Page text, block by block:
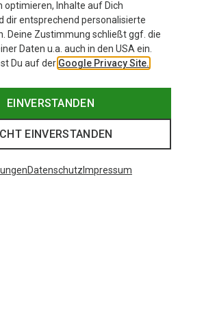
optimieren, Inhalte auf Dich
dir entsprechend personalisierte
Deine Zustimmung schließt ggf. die
Daten u.a. auch in den USA ein.
Du auf der Google Privacy Site.
EINVERSTANDEN
EINVERSTANDEN
Datenschutz Impressum